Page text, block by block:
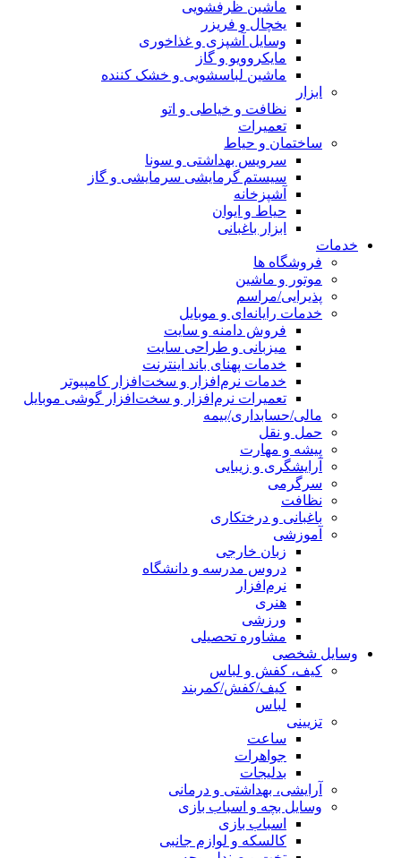
ماشین ظرفشویی
یخچال و فریزر
وسایل آشپزی و غذاخوری
مایکروویو و گاز
ماشین لباسشویی و خشک کننده
ابزار
نظافت و خیاطی و اتو
تعمیرات
ساختمان و حیاط
سرویس بهداشتی و سونا
سیستم گرمایشی سرمایشی و گاز
آشپزخانه
حیاط و ایوان
ابزار باغبانی
خدمات
فروشگاه ها
موتور و ماشین
پذیرایی/مراسم
خدمات رایانه‌ای و موبایل
فروش دامنه و سایت
میزبانی و طراحی سایت
خدمات پهنای باند اینترنت
خدمات نرم‌افزار و سخت‌افزار کامپیوتر
تعمیرات نرم‌افزار و سخت‌افزار گوشی موبایل
مالی/حسابداری/بیمه
حمل و نقل
پیشه و مهارت
آرایشگری و زیبایی
سرگرمی
نظافت
باغبانی و درختکاری
آموزشی
زبان خارجی
دروس مدرسه و دانشگاه
نرم‌افزار
هنری
ورزشی
مشاوره تحصیلی
وسایل شخصی
کیف، کفش و لباس
کیف/کفش/کمربند
لباس
تزیینی
ساعت
جواهرات
بدلیجات
آرایشی، بهداشتی و درمانی
وسایل بچه و اسباب بازی
اسباب بازی
کالسکه و لوازم جانبی